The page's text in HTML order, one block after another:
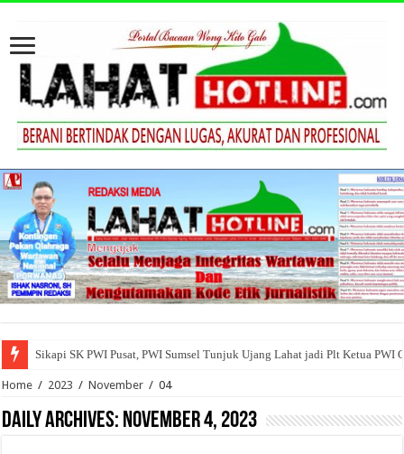
Sikapi SK PWI Pusat, PWI Sumsel Tunjuk Ujang Lahat jadi Plt Ketua PWI
Home / 2023 / November / 04
Daily Archives: November 4, 2023